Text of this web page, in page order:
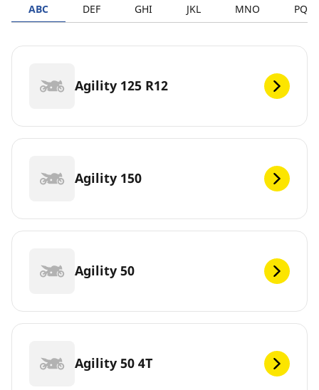
ABC DEF GHI JKL MNO PQRS
Agility 125 R12
Agility 150
Agility 50
Agility 50 4T